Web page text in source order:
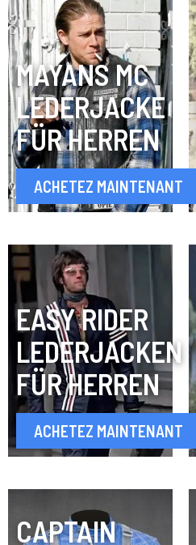
MAYANS MC
LEDERJACKE
FÜR HERREN
ACHETEZ MAINTENANT
EASY RIDER
LEDERJACKEN
FÜR HERREN
ACHETEZ MAINTENANT
CAPTAIN